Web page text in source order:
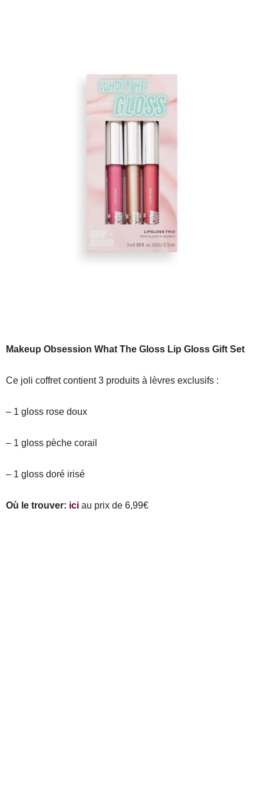
Makeup Obsession What The Gloss Lip Gloss Gift Set
Ce joli coffret contient 3 produits à lèvres exclusifs :
– 1 gloss rose doux
– 1 gloss pèche corail
– 1 gloss doré irisé
Où le trouver: ici au prix de 6,99€